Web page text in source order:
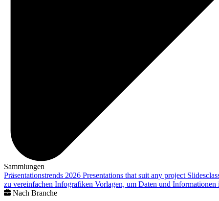
Sammlungen
Präsentationstrends 2026 Presentations that suit any project
zu vereinfachen Infografiken Vorlagen, um Daten und
Nach Branche